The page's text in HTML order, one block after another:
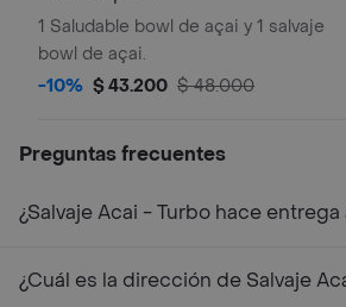
1 Saludable bowl de açai y 1 salvaje
bowl de açai.
-10% $ 43.200 $ 48.000
Preguntas frecuentes
¿Salvaje Acai - Turbo hace
¿Cuál es la dirección de Salvaje